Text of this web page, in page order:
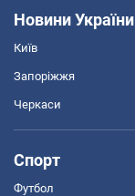
Новини України
Київ
Запоріжжя
Черкаси
Спорт
Футбол